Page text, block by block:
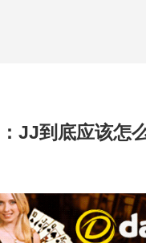
JJ到底应该怎